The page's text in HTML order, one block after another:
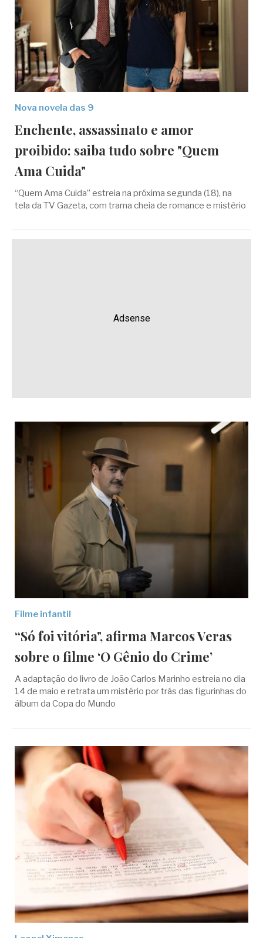
Nova novela das 9
Enchente, assassinato e amor
proibido: saiba tudo sobre "Quem
Ama Cuida"
“Quem Ama Cuida” estreia na próxima segunda (18), na
tela da TV Gazeta, com trama cheia de romance e mistério
Adsense
Filme infantil
“Só foi vitória", afirma Marcos Veras
sobre o filme ‘O Gênio do Crime’
A adaptação do livro de João Carlos Marinho estreia no dia
14 de maio e retrata um mistério por trás das figurinhas do
álbum da Copa do Mundo